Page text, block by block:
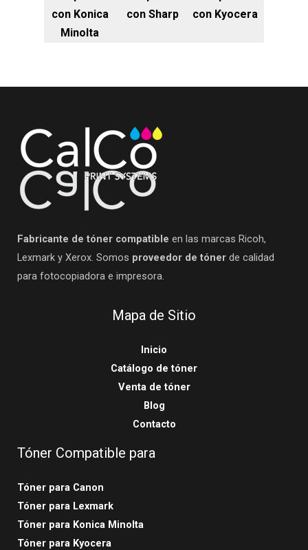
con Konica
Minolta
con Sharp
con Kyocera
Fabricante de tóner compatible en las marcas Ricoh,
Lexmark y Xerox. Somos proveedor de tóner de calidad
para fotocopiadora e impresora.
Mapa de Sitio
Inicio
Catálogo de tóner
Venta de tóner
Blog
Contacto
Tóner Compatible para
Tóner para Canon
Tóner para Lexmark
Tóner para Konica Minolta
Tóner para Kyocera